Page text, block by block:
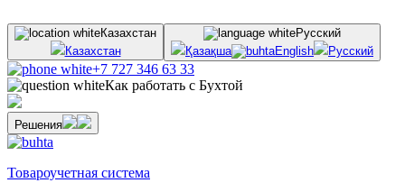
Казахстан
Казахстан
Русский
Қазақша
English Русский
+7 727 346 63 33
Как работать с Бухтой
Решения
Товароучетная система